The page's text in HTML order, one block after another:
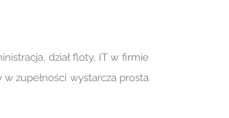
dział floty, IT w firmie
zupełności wystarcza prosta